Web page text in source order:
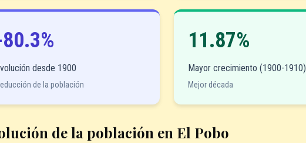
desde 1900
de la población
11.87%
Mayor crecimiento (1900-1910)
Mejor década
de la población en El Pobo